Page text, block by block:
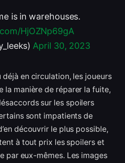
is in warehouses.
HjOZNp69gA
April 30, 2023
déjà en circulation, les joueurs
la manière de réparer la fuite,
sur les spoilers
sont impatients de
découvrir le plus possible,
à tout prix les spoilers et
par eux-mêmes. Les images